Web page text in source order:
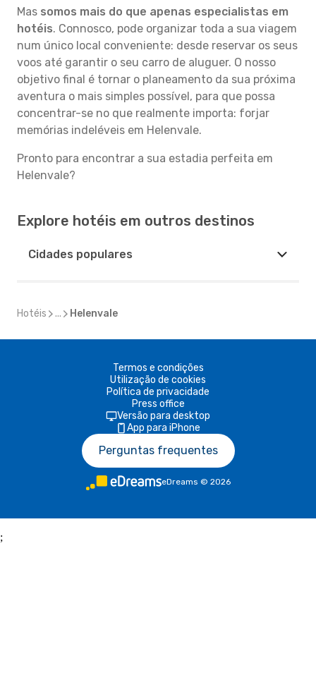
Mas somos mais do que apenas especialistas em
hotéis. Connosco, pode organizar toda a sua viagem
num único local conveniente: desde reservar os seus
voos até garantir o seu carro de aluguer. O nosso
objetivo final é tornar o planeamento da sua próxima
aventura o mais simples possível, para que possa
concentrar-se no que realmente importa: forjar
memórias indeléveis em Helenvale.
Pronto para encontrar a sua estadia perfeita em
Helenvale?
Explore hotéis em outros destinos
Cidades populares
Hotéis ... Helenvale
Termos e condições
Utilização de cookies
Política de privacidade
Press office
Versão para desktop
App para iPhone
Perguntas frequentes
eDreams © 2026
;